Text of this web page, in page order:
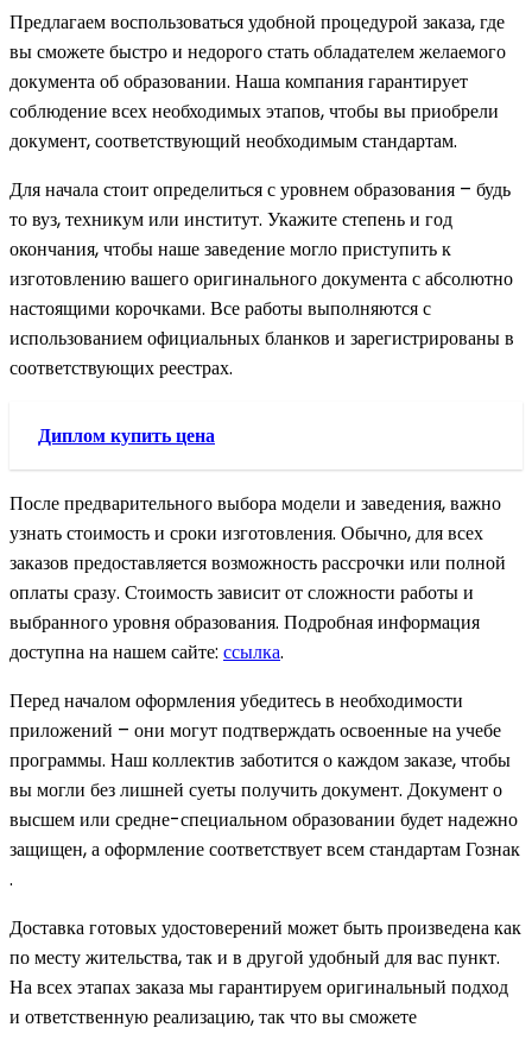
Предлагаем воспользоваться удобной процедурой заказа, где
вы сможете быстро и недорого стать обладателем желаемого
документа об образовании. Наша компания гарантирует
соблюдение всех необходимых этапов, чтобы вы приобрели
документ, соответствующий необходимым стандартам.
Для начала стоит определиться с уровнем образования – будь
то вуз, техникум или институт. Укажите степень и год
окончания, чтобы наше заведение могло приступить к
изготовлению вашего оригинального документа с абсолютно
настоящими корочками. Все работы выполняются с
использованием официальных бланков и зарегистрированы в
соответствующих реестрах.
Диплом купить цена
После предварительного выбора модели и заведения, важно
узнать стоимость и сроки изготовления. Обычно, для всех
заказов предоставляется возможность рассрочки или полной
оплаты сразу. Стоимость зависит от сложности работы и
выбранного уровня образования. Подробная информация
доступна на нашем сайте: ссылка.
Перед началом оформления убедитесь в необходимости
приложений – они могут подтверждать освоенные на учебе
программы. Наш коллектив заботится о каждом заказе, чтобы
вы могли без лишней суеты получить документ. Документ о
высшем или средне-специальном образовании будет надежно
защищен, а оформление соответствует всем стандартам Гознак
.
Доставка готовых удостоверений может быть произведена как
по месту жительства, так и в другой удобный для вас пункт.
На всех этапах заказа мы гарантируем оригинальный подход
и ответственную реализацию, так что вы сможете